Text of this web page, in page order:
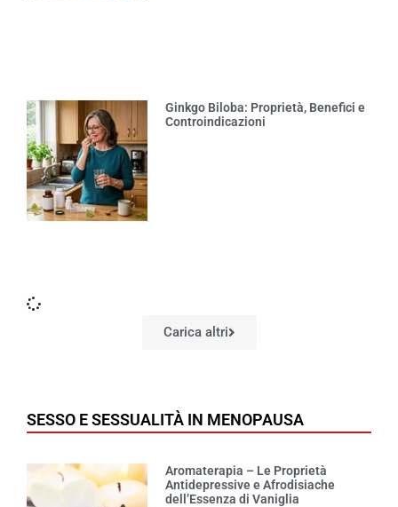
Ginkgo Biloba: Proprietà, Benefici e
Controindicazioni
Carica altri
SESSO E SESSUALITÀ IN MENOPAUSA
Aromaterapia – Le Proprietà
Antidepressive e Afrodisiache
dell’Essenza di Vaniglia